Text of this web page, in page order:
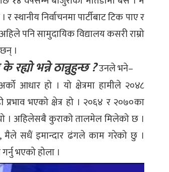
निर्वाचनमा पार्टीबाट टिक पाए र
पनि सामुदायिक विद्यालय कसरी राम्रो
।
भन्ने ठान्नुहुन्छ ?उनले भने–
आधार हो । यो क्षेत्रमा हामीले २०४८
भएको क्षेत्र हो । २०६४ र २०७०का
। अहिलेसबै कुराको तालमेल मिलेको छ ।
मैले सधैं इमान्दार ढंगले काम गरेको छु ।
भएको होला ।